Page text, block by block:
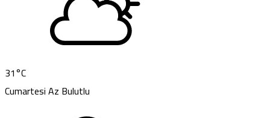
31°C
CumartesiAz Bulutlu